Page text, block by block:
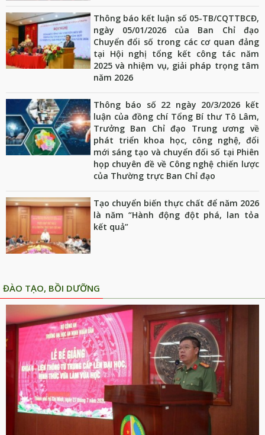
Thông báo kết luận số 05-TB/CQTTBCĐ,
ngày 05/01/2026 của Ban Chỉ đạo
Chuyển đổi số trong các cơ quan đảng
tại Hội nghị tổng kết công tác năm
2025 và nhiệm vụ, giải pháp trọng tâm
năm 2026
Thông báo số 22 ngày 20/3/2026 kết
luận của đồng chí Tổng Bí thư Tô Lâm,
Trưởng Ban Chỉ đạo Trung ương về
phát triển khoa học, công nghệ, đổi
mới sáng tạo và chuyển đổi số tại Phiên
họp chuyên đề về Công nghệ chiến lược
của Thường trực Ban Chỉ đạo
Tạo chuyển biến thực chất để năm 2026
là năm “Hành động đột phá, lan tỏa
kết quả”
ĐÀO TẠO, BỒI DƯỠNG